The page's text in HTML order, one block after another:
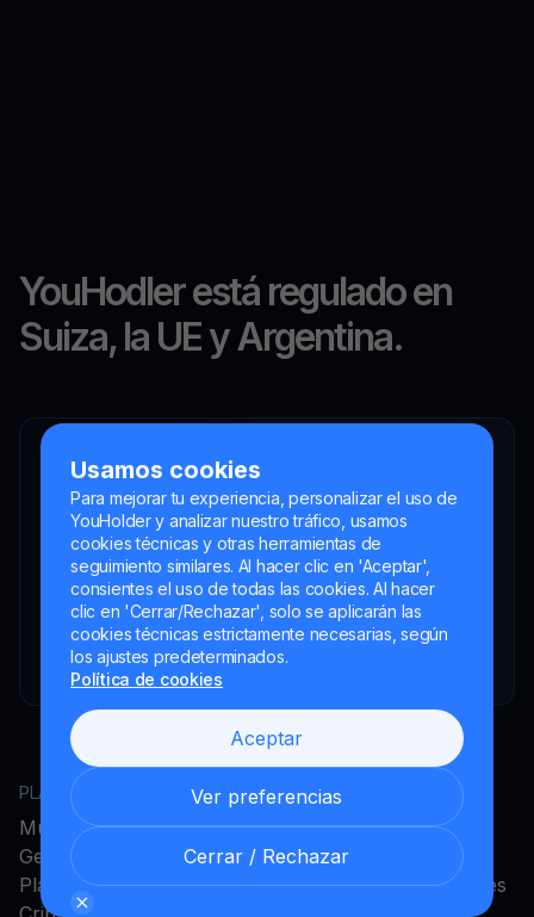
Usamos cookies
Para mejorar tu experiencia, personalizar el uso de
YouHolder y analizar nuestro tráfico, usamos
cookies técnicas y otras herramientas de
seguimiento similares. Al hacer clic en 'Aceptar',
consientes el uso de todas las cookies. Al hacer
clic en 'Cerrar/Rechazar', solo se aplicarán las
cookies técnicas estrictamente necesarias, según
los ajustes predeterminados.
Política de cookies
Aceptar
Ver preferencias
Cerrar / Rechazar
YouHodler está regulado en
Suiza, la UE y Argentina.
YouHodler SA
Intermediario financiero registrado
YouHodler Italy S.R.L.
Registered as a VASP with the OAM
YouHodler SA
Registrada como VASP en el Banco de España
YouHodler SA Sucursal en Argentina.
Registered as a VASP with the CNV.
PLATAFORMA
MultiHODL
Get Cash
Plataforma de cambio
EMPRESA
Acerca de YouHodler
Programa de afiliados
Programa de embajadores